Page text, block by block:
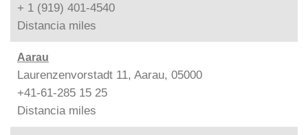
+ 1 (919) 401-4540
Distancia miles
Aarau
Laurenzenvorstadt 11, Aarau, 05000
+41-61-285 15 25
Distancia miles